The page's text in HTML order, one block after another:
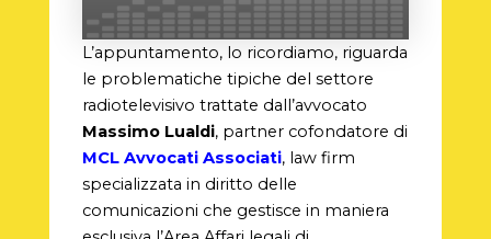
L’appuntamento, lo ricordiamo, riguarda
le problematiche tipiche del settore
radiotelevisivo trattate dall’avvocato
Massimo Lualdi, partner cofondatore di
MCL Avvocati Associati, law firm
specializzata in diritto delle
comunicazioni che gestisce in maniera